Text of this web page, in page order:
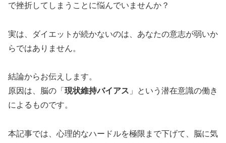
で挫折してしまうことに悩んでいませんか？
実は、ダイエットが続かないのは、あなたの意志が弱いか
らではありません。
結論からお伝えします。
原因は、脳の「 現状維持バイアス 」という潜在意識の働き
によるものです。
本記事では、心理的なハードルを極限まで下げて、脳に気